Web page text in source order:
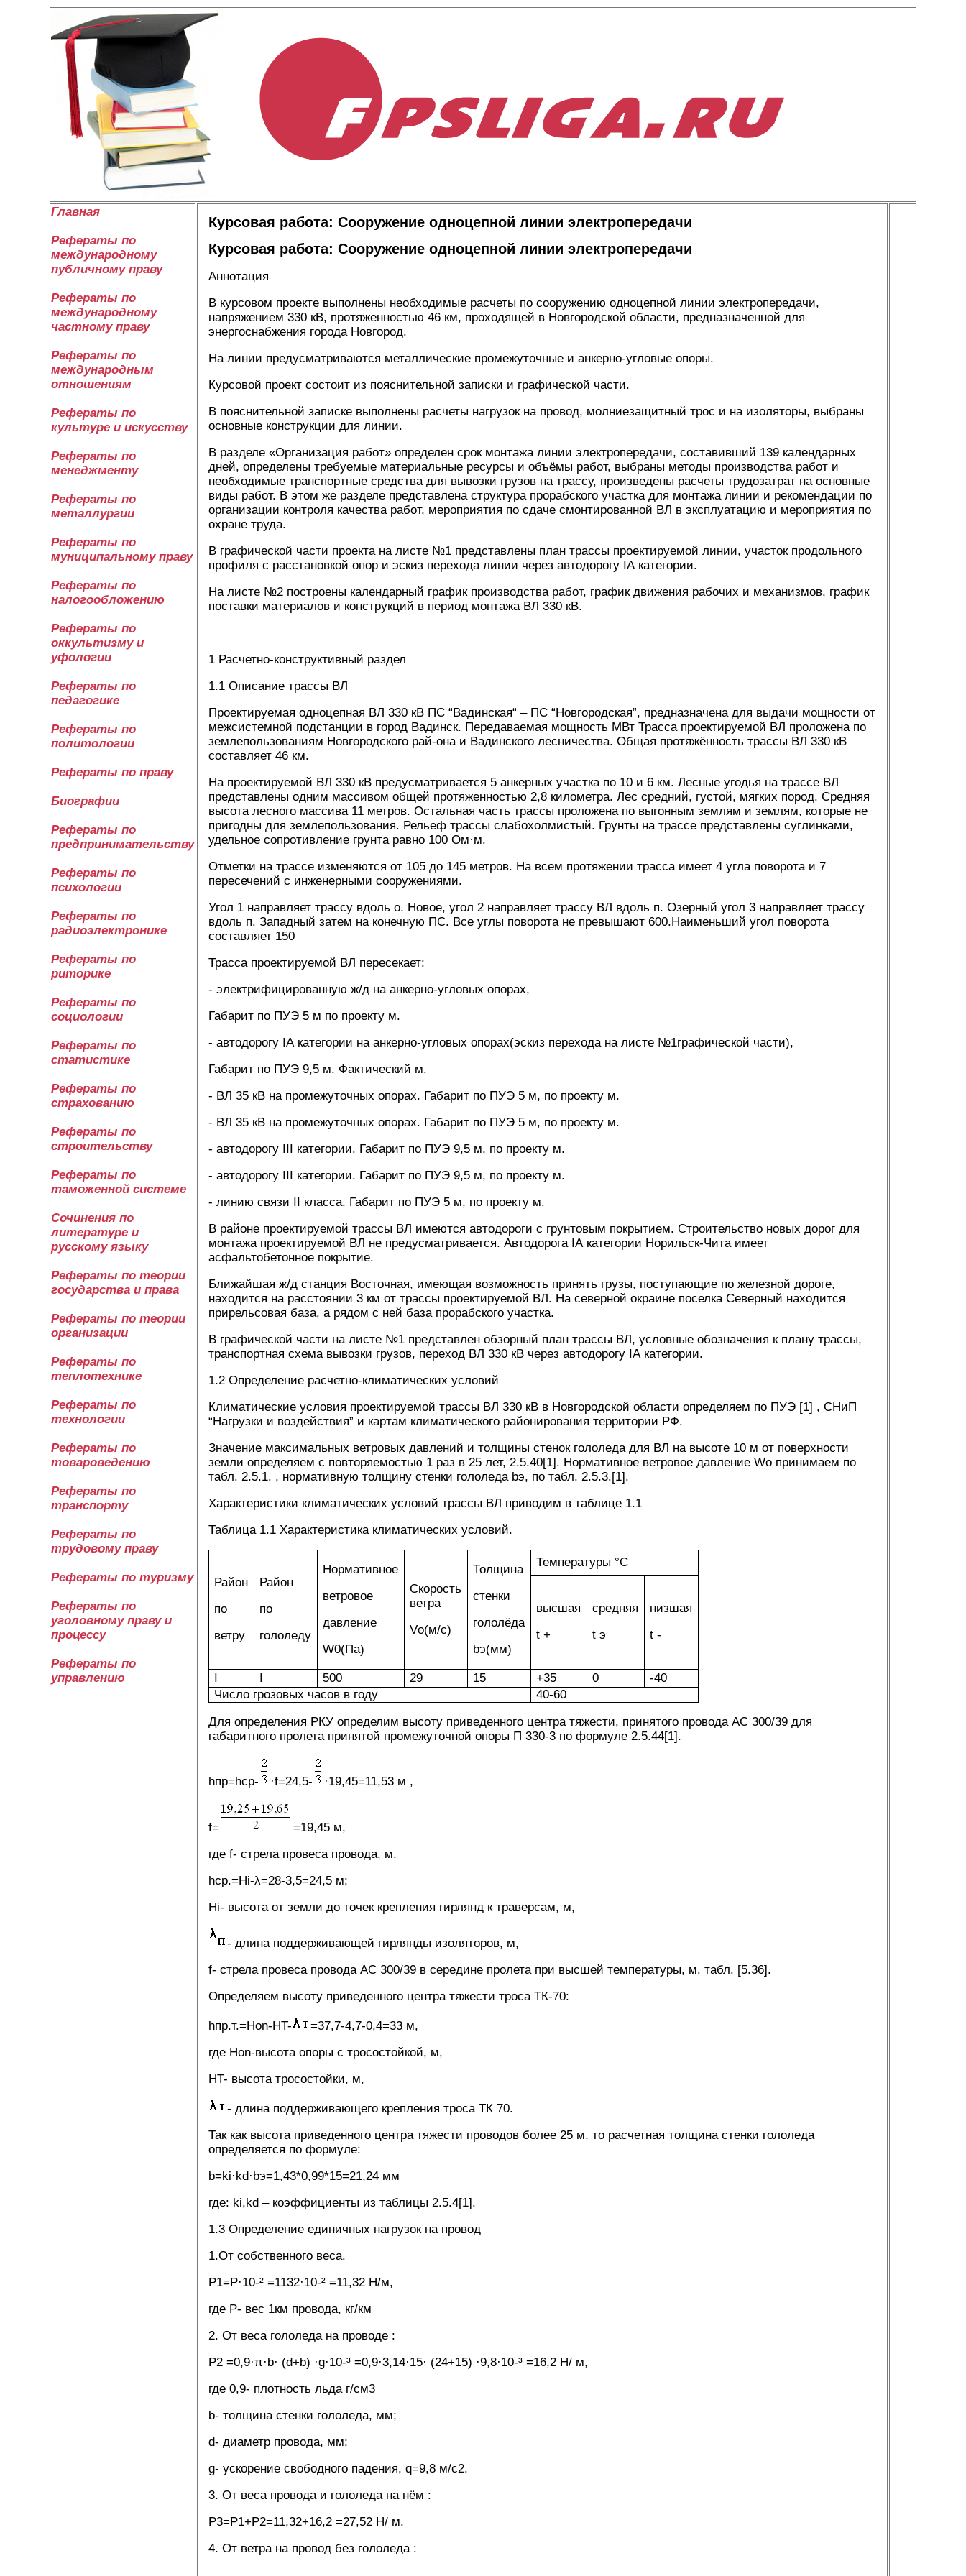
Главная
Рефераты по
международному
публичному праву
Рефераты по
международному
частному праву
Рефераты по
международным
отношениям
Рефераты по
культуре и искусству
Рефераты по
менеджменту
Рефераты по
металлургии
Рефераты по
муниципальному праву
Рефераты по
налогообложению
Рефераты по
оккультизму и
уфологии
Рефераты по
педагогике
Рефераты по
политологии
Рефераты по праву
Биографии
Рефераты по
предпринимательству
Рефераты по
психологии
Рефераты по
радиоэлектронике
Рефераты по
риторике
Рефераты по
социологии
Рефераты по
статистике
Рефераты по
страхованию
Рефераты по
строительству
Рефераты по
таможенной системе
Сочинения по
литературе и
русскому языку
Рефераты по теории
государства и права
Рефераты по теории
организации
Рефераты по
теплотехнике
Рефераты по
технологии
Рефераты по
товароведению
Рефераты по
транспорту
Рефераты по
трудовому праву
Рефераты по туризму
Рефераты по
уголовному праву и
процессу
Рефераты по
управлению
Курсовая работа: Сооружение одноцепной линии электропередачи
Курсовая работа: Сооружение одноцепной линии электропередачи
Аннотация
В курсовом проекте выполнены необходимые расчеты по сооружению одноцепной линии электропередачи,
напряжением 330 кВ, протяженностью 46 км, проходящей в Новгородской области, предназначенной для
энергоснабжения города Новгород.
На линии предусматриваются металлические промежуточные и анкерно-угловые опоры.
Курсовой проект состоит из пояснительной записки и графической части.
В пояснительной записке выполнены расчеты нагрузок на провод, молниезащитный трос и на изоляторы, выбраны
основные конструкции для линии.
В разделе «Организация работ» определен срок монтажа линии электропередачи, составивший 139 календарных
дней, определены требуемые материальные ресурсы и объёмы работ, выбраны методы производства работ и
необходимые транспортные средства для вывозки грузов на трассу, произведены расчеты трудозатрат на основные
виды работ. В этом же разделе представлена структура прорабского участка для монтажа линии и рекомендации по
организации контроля качества работ, мероприятия по сдаче смонтированной ВЛ в эксплуатацию и мероприятия по
охране труда.
В графической части проекта на листе №1 представлены план трассы проектируемой линии, участок продольного
профиля с расстановкой опор и эскиз перехода линии через автодорогу IА категории.
На листе №2 построены календарный график производства работ, график движения рабочих и механизмов, график
поставки материалов и конструкций в период монтажа ВЛ 330 кВ.
1 Расчетно-конструктивный раздел
1.1 Описание трассы ВЛ
Проектируемая одноцепная ВЛ 330 кВ ПС “Вадинская“ – ПС “Новгородская”, предназначена для выдачи мощности от
межсистемной подстанции в город Вадинск. Передаваемая мощность МВт Трасса проектируемой ВЛ проложена по
землепользованиям Новгородского рай-она и Вадинского лесничества. Общая протяжённость трассы ВЛ 330 кВ
составляет 46 км.
На проектируемой ВЛ 330 кВ предусматривается 5 анкерных участка по 10 и 6 км. Лесные угодья на трассе ВЛ
представлены одним массивом общей протяженностью 2,8 километра. Лес средний, густой, мягких пород. Средняя
высота лесного массива 11 метров. Остальная часть трассы проложена по выгонным землям и землям, которые не
пригодны для землепользования. Рельеф трассы слабохолмистый. Грунты на трассе представлены суглинками,
удельное сопротивление грунта равно 100 Ом·м.
Отметки на трассе изменяются от 105 до 145 метров. На всем протяжении трасса имеет 4 угла поворота и 7
пересечений с инженерными сооружениями.
Угол 1 направляет трассу вдоль о. Новое, угол 2 направляет трассу ВЛ вдоль п. Озерный угол 3 направляет трассу
вдоль п. Западный затем на конечную ПС. Все углы поворота не превышают 600.Наименьший угол поворота
составляет 150
Трасса проектируемой ВЛ пересекает:
- электрифицированную ж/д на анкерно-угловых опорах,
Габарит по ПУЭ 5 м по проекту м.
- автодорогу IА категории на анкерно-угловых опорах(эскиз перехода на листе №1графической части),
Габарит по ПУЭ 9,5 м. Фактический м.
- ВЛ 35 кВ на промежуточных опорах. Габарит по ПУЭ 5 м, по проекту м.
- ВЛ 35 кВ на промежуточных опорах. Габарит по ПУЭ 5 м, по проекту м.
- автодорогу III категории. Габарит по ПУЭ 9,5 м, по проекту м.
- автодорогу III категории. Габарит по ПУЭ 9,5 м, по проекту м.
- линию связи II класса. Габарит по ПУЭ 5 м, по проекту м.
В районе проектируемой трассы ВЛ имеются автодороги с грунтовым покрытием. Строительство новых дорог для
монтажа проектируемой ВЛ не предусматривается. Автодорога IА категории Норильск-Чита имеет
асфальтобетонное покрытие.
Ближайшая ж/д станция Восточная, имеющая возможность принять грузы, поступающие по железной дороге,
находится на расстоянии 3 км от трассы проектируемой ВЛ. На северной окраине поселка Северный находится
прирельсовая база, а рядом с ней база прорабского участка.
В графической части на листе №1 представлен обзорный план трассы ВЛ, условные обозначения к плану трассы,
транспортная схема вывозки грузов, переход ВЛ 330 кВ через автодорогу IА категории.
1.2 Определение расчетно-климатических условий
Климатические условия проектируемой трассы ВЛ 330 кВ в Новгородской области определяем по ПУЭ [1] , СНиП
“Нагрузки и воздействия” и картам климатического районирования территории РФ.
Значение максимальных ветровых давлений и толщины стенок гололеда для ВЛ на высоте 10 м от поверхности
земли определяем с повторяемостью 1 раз в 25 лет, 2.5.40[1]. Нормативное ветровое давление Wо принимаем по
табл. 2.5.1. , нормативную толщину стенки гололеда bэ, по табл. 2.5.3.[1].
Характеристики климатических условий трассы ВЛ приводим в таблице 1.1
Таблица 1.1 Характеристика климатических условий.
Район
по
ветру
Район
по
гололеду
Нормативное
ветровое
давление
W0(Па)
Скорость
ветра
Vо(м/с)
Толщина
стенки
гололёда
bэ(мм)
Температуры °С
высшая
t +
средняя
t э
низшая
t -
I I 500 29 15 +35 0
-40
Число грозовых часов в году
40-60
Для определения РКУ определим высоту приведенного центра тяжести, принятого провода АС 300/39 для
габаритного пролета принятой промежуточной опоры П 330-3 по формуле 2.5.44[1].
hпр=hср- ·f=24,5- ·19,45=11,53 м ,
f=
=19,45 м,
где f- стрела провеса провода, м.
hср.=Hi-λ=28-3,5=24,5 м;
Hi- высота от земли до точек крепления гирлянд к траверсам, м,
- длина поддерживающей гирлянды изоляторов, м,
f- стрела провеса провода АС 300/39 в середине пролета при высшей температуры, м. табл. [5.36].
Определяем высоту приведенного центра тяжести троса ТК-70:
hпр.т.=Hon-HT-
=37,7-4,7-0,4=33 м,
где Hon-высота опоры с тросостойкой, м,
HT- высота тросостойки, м,
- длина поддерживающего крепления троса ТК 70.
Так как высота приведенного центра тяжести проводов более 25 м, то расчетная толщина стенки гололеда
определяется по формуле:
b=ki·kd·bэ=1,43*0,99*15=21,24 мм
где: ki,kd – коэффициенты из таблицы 2.5.4[1].
1.3 Определение единичных нагрузок на провод
1.От собственного веса.
P1=P·10-² =1132·10-² =11,32 Н/м,
где P- вес 1км провода, кг/км
2. От веса гололеда на проводе :
P2 =0,9·π·b· (d+b) ·g·10-³ =0,9·3,14·15· (24+15) ·9,8·10-³ =16,2 Н/ м,
где 0,9- плотность льда г/см3
b- толщина стенки гололеда, мм;
d- диаметр провода, мм;
g- ускорение свободного падения, q=9,8 м/с2.
3. От веса провода и гололеда на нём :
P3=P1+P2=11,32+16,2 =27,52 Н/ м.
4. От ветра на провод без гололеда :